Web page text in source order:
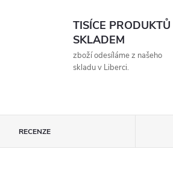
TISÍCE PRODUKTŮ
SKLADEM
zboží odesíláme z našeho
skladu v Liberci.
RECENZE